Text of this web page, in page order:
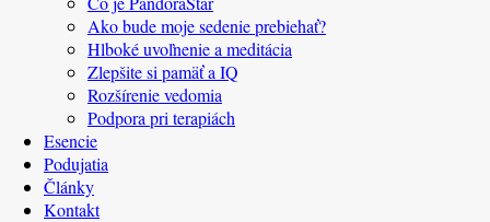
Ako bude moje sedenie prebiehať?
Hlboké uvoľnenie a meditácia
Zlepšite si pamäť a IQ
Rozšírenie vedomia
Podpora pri terapiách
Esencie
Podujatia
Články
Kontakt